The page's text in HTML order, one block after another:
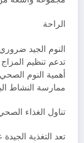
الراحة
النوم الجيد
تدعم تنظيم
أهمية النوم
ممارسة النشاط
تناول الغذاء
تعد التغذية